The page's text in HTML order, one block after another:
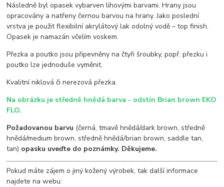
Následně byl opasek vybarven lihovými barvami. Hrany jsou
opracovány a natřeny černou barvou na hrany. Jako poslední
vrstva je použit flexibilní akrylátový lak odolný vodě – top finish.
Opasek je namazán včelím voskem.
Přezka a poutko jsou připevněny na čtyři šroubky, popř. přezku i
poutko lze jednoduše vyměnit.
Kvalitní niklová či nerezová přezka.
Na obrázku je středně hnědá barva - odstín Brian brown EKO
FLO.
Požadovanou barvu (černá, tmavě hnědá/dark brown, středně
hnědá/medium brown, středně hnědá/brian brown, saddle tan,
tan) opasku uveďte do poznámky. Děkujeme.
Pokud máte zájem o jiný kožený výrobek, tak další informace
najdete na webu: